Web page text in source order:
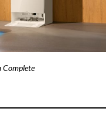
Complete